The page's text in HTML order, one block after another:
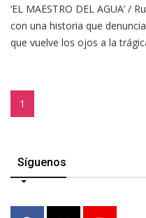
‘EL MAESTRO DEL AGUA’ /
con una historia que
que vuelve los ojos a la
1
Síguenos